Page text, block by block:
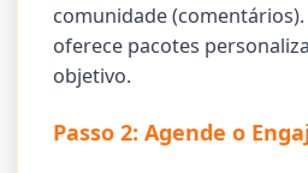
comunidade
oferece pacotes
objetivo.
Passo 2: Agende o